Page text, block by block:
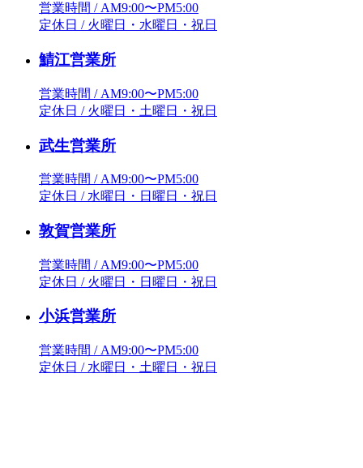
営業時間 / AM9:00〜PM5:00
定休日 / 火曜日・水曜日・祝日
鯖江営業所
営業時間 / AM9:00〜PM5:00
定休日 / 火曜日・土曜日・祝日
武生営業所
営業時間 / AM9:00〜PM5:00
定休日 / 水曜日・日曜日・祝日
敦賀営業所
営業時間 / AM9:00〜PM5:00
定休日 / 火曜日・日曜日・祝日
小浜営業所
営業時間 / AM9:00〜PM5:00
定休日 / 水曜日・土曜日・祝日